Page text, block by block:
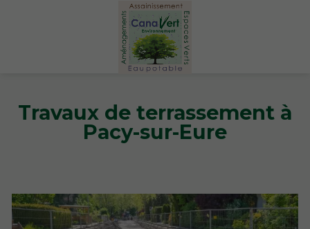
Travaux de terrassement à
Pacy-sur-Eure